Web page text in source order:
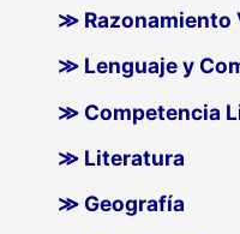
≫ Razonamiento
≫ Lenguaje y
≫ Competencia
≫ Literatura
≫ Geografía